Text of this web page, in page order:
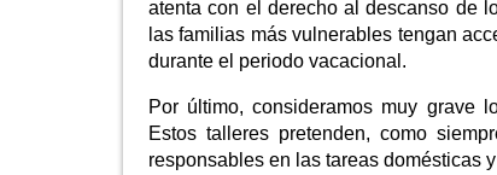
atenta con el derecho al descanso de
las familias más vulnerables tengan
durante el periodo vacacional.
Por último, consideramos muy grave
Estos talleres pretenden, como
responsables en las tareas domésticas